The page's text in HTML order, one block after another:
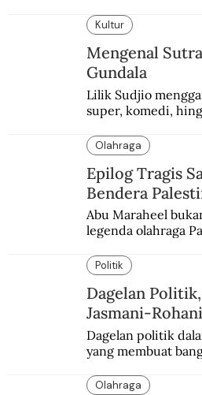
ketegangan antara
penduduk Arab.
Kultur
Mengenal
Gundala
Lilik Sudjio
super, komedi,
Olahraga
Epilog Tragis
Bendera
Abu Maraheel
legenda olahraga
memblokade Rafah.
Politik
Dagelan
Jasmani-Rohani
Dagelan politik
yang membuat
Olahraga